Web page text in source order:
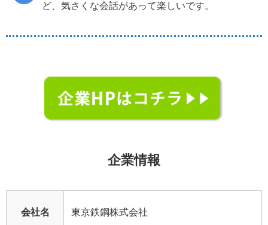
ど、気さくな会話があって楽しいです。
企業情報
会社名 東京鉄鋼株式会社